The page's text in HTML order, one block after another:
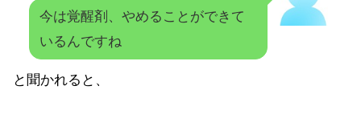
今は覚醒剤、やめることができて
いるんですね
と聞かれると、